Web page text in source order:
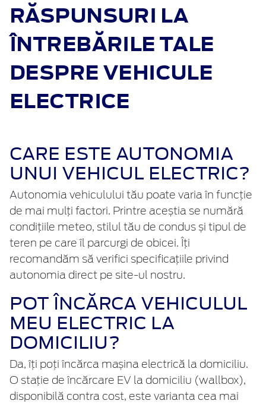
RĂSPUNSURI LA
ÎNTREBĂRILE TALE
DESPRE VEHICULE
ELECTRICE
CARE ESTE AUTONOMIA
UNUI VEHICUL ELECTRIC?
Autonomia vehiculului tău poate varia în funcție
de mai mulți factori. Printre aceștia se numără
condițiile meteo, stilul tău de condus și tipul de
teren pe care îl parcurgi de obicei. Îți
recomandăm să verifici specificațiile privind
autonomia direct pe site-ul nostru.
POT ÎNCĂRCA VEHICULUL
MEU ELECTRIC LA
DOMICILIU?
Da, îți poți încărca mașina electrică la domiciliu.
O stație de încărcare EV la domiciliu (wallbox),
disponibilă contra cost, este varianta cea mai